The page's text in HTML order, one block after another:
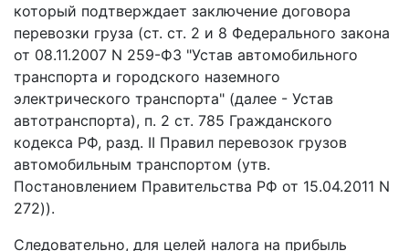
который подтверждает заключение договора
перевозки груза (ст. ст. 2 и 8 Федерального закона
от 08.11.2007 N 259-ФЗ "Устав автомобильного
транспорта и городского наземного
электрического транспорта" (далее - Устав
автотранспорта), п. 2 ст. 785 Гражданского
кодекса РФ, разд. II Правил перевозок грузов
автомобильным транспортом (утв.
Постановлением Правительства РФ от 15.04.2011 N
272)).
Следовательно, для целей налога на прибыль